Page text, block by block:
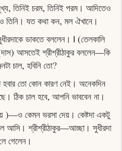
তিনিই চরম, তিনিই পরম। আদিতেও
তিনি। যত কথা কন, মল ঐখানে।
ডাকতে বললেন। | (তেলকালি
আসতেই শ্রীশ্রীঠাকুর বললেন—কি
চাল, হবিনি তাে?
হবার তাে কোন কারণ নেই। অনেকদিন
ঠিক চাল হবে, আপনি ভাববেন না।
)—ও কেমন ভরসা দেয়। কেষ্টদা একটু
আসি। শ্রীশ্রীঠাকুর—আচ্ছা। সুধীরদা
গেলেন।